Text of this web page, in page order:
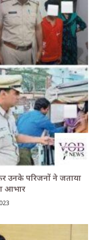
उनके परिजनों ने जताया
आभार